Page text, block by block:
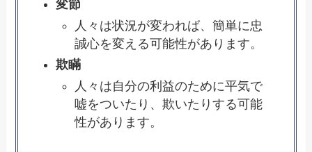
変節
人々は状況が変われば、簡単に忠
誠心を変える可能性があります。
欺瞞
人々は自分の利益のために平気で
嘘をついたり、欺いたりする可能
性があります。